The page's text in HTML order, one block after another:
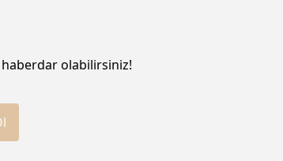
olabilirsiniz!